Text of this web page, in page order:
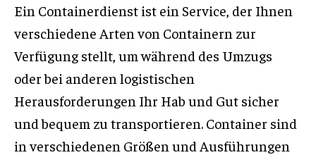
Ein Containerdienst ist ein Service, der Ihnen
verschiedene Arten von Containern zur
Verfügung stellt, um während des Umzugs
oder bei anderen logistischen
Herausforderungen Ihr Hab und Gut sicher
und bequem zu transportieren. Container sind
in verschiedenen Größen und Ausführungen